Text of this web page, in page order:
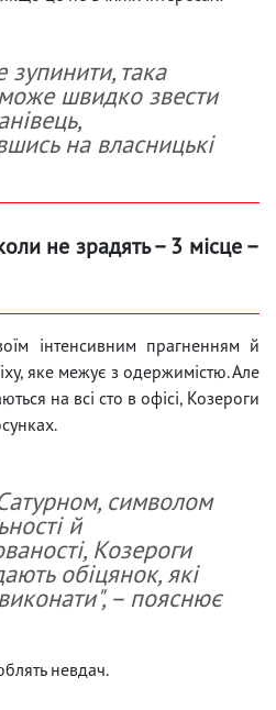
зупинити, така
швидко звести
на власницькі
не зрадять – 3 місце –
інтенсивним прагненням й
яке межує з одержимістю. Але
на всі сто в офісі, Козероги
символом
й
Козероги
обіцянок, які
– пояснює
невдач.